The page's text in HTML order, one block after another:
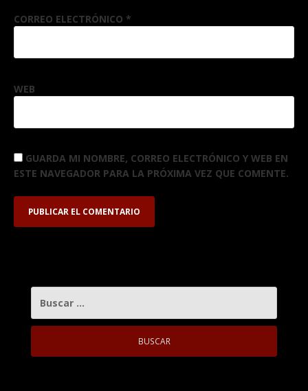
CORREO ELECTRÓNICO *
WEB
GUARDA MI NOMBRE, CORREO ELECTRÓNICO Y WEB EN
ESTE NAVEGADOR PARA LA PRÓXIMA VEZ QUE COMENTE.